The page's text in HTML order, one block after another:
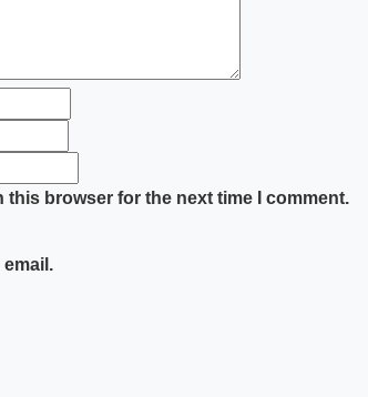
this browser for the next time I comment.